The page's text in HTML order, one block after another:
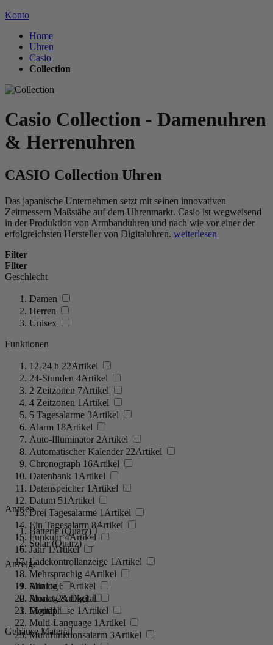
Konto
Home
Uhren
Casio
Collection
Casio Collection - Damenuhren
& Herrenuhren
CASIO Collection Uhren
Das japanische Unternehmen setzt mit seinen innovativen
Zeitmessern Maßstäbe auf dem Uhrenmarkt. Casio ist wegweisend
in der Produktion von Armbanduhren und nach wie vor einer der
erfolgreichsten Hersteller von Digitaluhren. weiterlesen
Filter
Filter
Geschlecht
Damen
Herren
Unisex
Funktionen
12-24 h 22Artikel
24-Stunden 4Artikel
2 Zeitzonen 7Artikel
4 Zeitzonen 1 Artikel
5 Tagesalarme 3Artikel
Alarm 18Artikel
Auto-Illuminator 2Artikel
Automatischer Kalender 22Artikel
Chronograph 16Artikel
Datenbank 1 Artikel
Datenspeicher 1 Artikel
Datum 51 Artikel
Drei Tagesalarme 1 Artikel
Ein Tagesalarm 8Artikel
Funkuhr 4Artikel
Jahr 1Artikel
Ladekontrollanzeige 1 Artikel
Mehrsprachig 4Artikel
Minute 61 Artikel
Monat 2Artikel
Mondphase 1 Artikel
Multi-Language 1 Artikel
Multifunktionsalarm 3Artikel
Antrieb
Batterie (Quarz)
Solar (Quarz)
Anzeige
Analog
Analog & Digital
Digital
Gehäuse Material